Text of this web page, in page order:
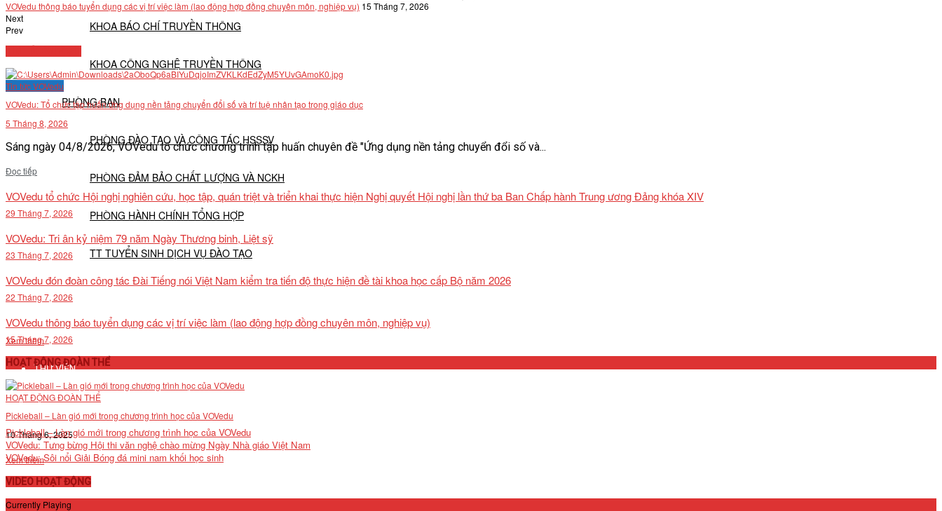
KHOA BÁO CHÍ TRUYỀN THÔNG
KHOA CÔNG NGHỆ TRUYỀN THÔNG
PHÒNG BAN
PHÒNG ĐÀO TẠO VÀ CÔNG TÁC HSSSV
PHÒNG ĐẢM BẢO CHẤT LƯỢNG VÀ NCKH
PHÒNG HÀNH CHÍNH TỔNG HỢP
TT TUYỂN SINH DỊCH VỤ ĐÀO TẠO
VĂN BẢN
THƯ VIỆN
VOVedu thông báo tuyển dụng các vị trí việc làm (lao động hợp đồng chuyên môn, nghiệp vụ) 15 Tháng 7, 2026
Next
Prev
Tin tức VOVedu
VOVedu: Tổ chức tập huấn ứng dụng nền tảng chuyển đổi số và trí tuệ nhân tạo trong giáo dục
5 Tháng 8, 2026
Sáng ngày 04/8/2026, VOVedu tổ chức chương trình tập huấn chuyên đề "Ứng dụng nền tảng chuyển đổi số và...
Đọc tiếpDetails
VOVedu tổ chức Hội nghị nghiên cứu, học tập, quán triệt và triển khai thực hiện Nghị quyết Hội nghị lần thứ ba Ban Chấp hành Trung ương Đảng khóa XIV
29 Tháng 7, 2026
VOVedu: Tri ân kỷ niệm 79 năm Ngày Thương binh, Liệt sỹ
23 Tháng 7, 2026
VOVedu đón đoàn công tác Đài Tiếng nói Việt Nam kiểm tra tiến độ thực hiện đề tài khoa học cấp Bộ năm 2026
22 Tháng 7, 2026
VOVedu thông báo tuyển dụng các vị trí việc làm (lao động hợp đồng chuyên môn, nghiệp vụ)
15 Tháng 7, 2026
Xem thêm
HOẠT ĐỘNG ĐOÀN THỂ
HOẠT ĐỘNG ĐOÀN THỂ
Pickleball – Làn gió mới trong chương trình học của VOVedu
10 Tháng 6, 2025
Pickleball – Làn gió mới trong chương trình học của VOVedu
VOVedu: Tưng bừng Hội thi văn nghệ chào mừng Ngày Nhà giáo Việt Nam
VOVedu: Sôi nổi Giải Bóng đá mini nam khối học sinh
Xem thêm
VIDEO HOẠT ĐỘNG
Currently Playing